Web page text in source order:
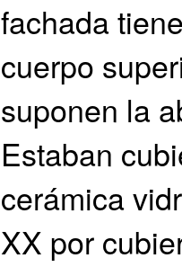
fachada
cuerpo
suponen la
Estaban
cerámica
XX por